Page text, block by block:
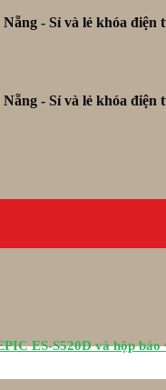
- Sỉ và lẻ khóa điện
- Sỉ và lẻ khóa điện
ES-S520D và hộp